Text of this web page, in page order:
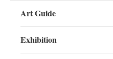
Art Guide
Exhibition